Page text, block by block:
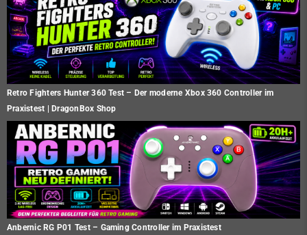
Retro Fighters Hunter 360 Test – Der moderne Xbox 360 Controller im
Praxistest | DragonBox Shop
Anbernic RG P01 Test – Gaming Controller im Praxistest